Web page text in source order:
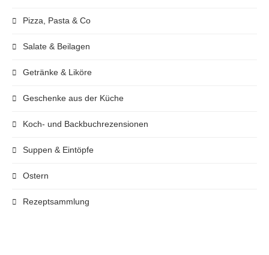
Pizza, Pasta & Co
Salate & Beilagen
Getränke & Liköre
Geschenke aus der Küche
Koch- und Backbuchrezensionen
Suppen & Eintöpfe
Ostern
Rezeptsammlung